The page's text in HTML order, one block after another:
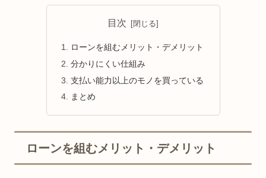
目次
ローンを組むメリット・デメリット
分かりにくい仕組み
支払い能力以上のモノを買っている
まとめ
ローンを組むメリット・デメリット